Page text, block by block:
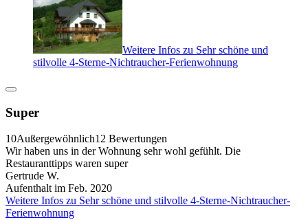
Weitere Infos zu Sehr schöne und
stilvolle 4-Sterne-Nichtraucher-Ferienwohnung
Super
10Außergewöhnlich12 Bewertungen
Wir haben uns in der Wohnung sehr wohl gefühlt. Die
Restauranttipps waren super
Gertrude W.
Aufenthalt im Feb. 2020
Weitere Infos zu Sehr schöne und stilvolle 4-Sterne-Nichtraucher-
Ferienwohnung